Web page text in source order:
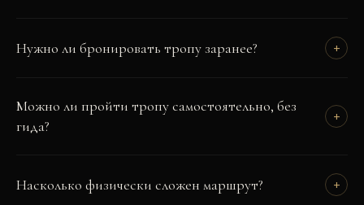
Нужно ли бронировать тропу заранее? +
Можно ли пройти тропу самостоятельно, без
гида?
+
Насколько физически сложен маршрут? +